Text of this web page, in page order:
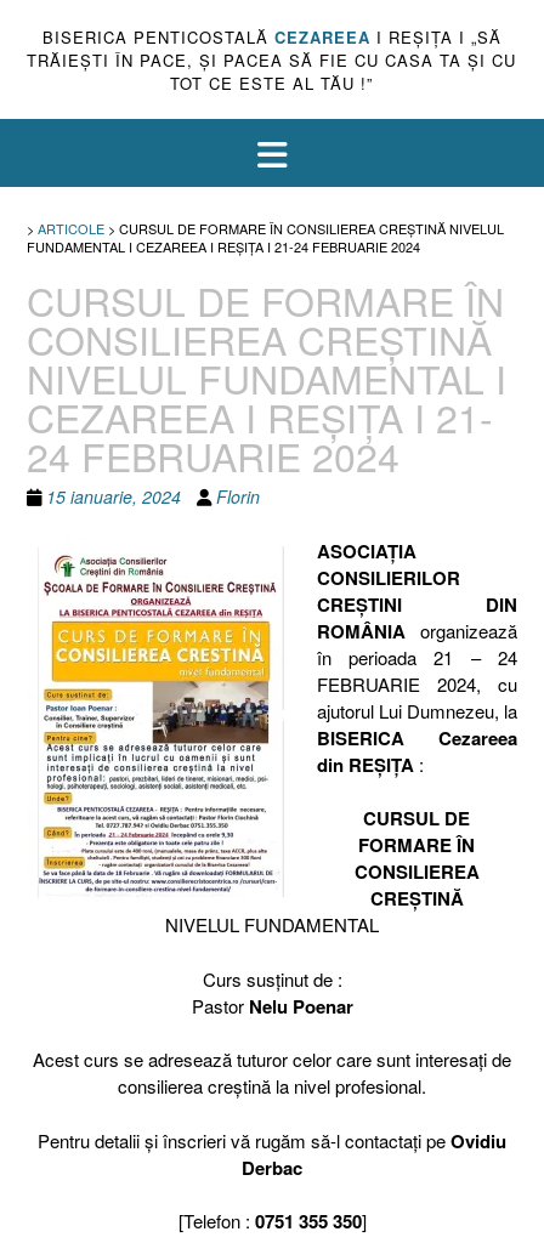
BISERICA PENTICOSTALĂ CEZAREEA I REŞIŢA I „SĂ
TRĂIEŞTI ÎN PACE, ŞI PACEA SĂ FIE CU CASA TA ŞI CU
TOT CE ESTE AL TĂU !”
> ARTICOLE > CURSUL DE FORMARE ÎN CONSILIEREA CREȘTINĂ NIVELUL
FUNDAMENTAL I CEZAREEA I REȘIȚA I 21-24 FEBRUARIE 2024
CURSUL DE FORMARE ÎN
CONSILIEREA CREȘTINĂ
NIVELUL FUNDAMENTAL I
CEZAREEA I REȘIȚA I 21-
24 FEBRUARIE 2024
15 ianuarie, 2024 Florin
ASOCIAȚIA
CONSILIERILOR
CREȘTINI DIN
ROMÂNIA organizează
în perioada 21 – 24
FEBRUARIE 2024, cu
ajutorul Lui Dumnezeu, la
BISERICA Cezareea
din REȘIȚA :
CURSUL DE
FORMARE ÎN
CONSILIEREA
CREȘTINĂ
NIVELUL FUNDAMENTAL
Curs susținut de :
Pastor Nelu Poenar
Acest curs se adresează tuturor celor care sunt interesați de
consilierea creștină la nivel profesional.
Pentru detalii și înscrieri vă rugăm să-l contactați peOvidiu
Derbac
[Telefon : 0751 355 350]